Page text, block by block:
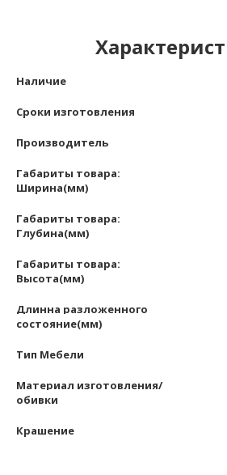
Наличие
Сроки изготовления
Производитель
Габариты товара:
Ширина(мм)
Габариты товара:
Глубина(мм)
Габариты товара:
Высота(мм)
Длинна разложенного
состояние(мм)
Тип Мебели
Материал изготовления/
обивки
Крашение